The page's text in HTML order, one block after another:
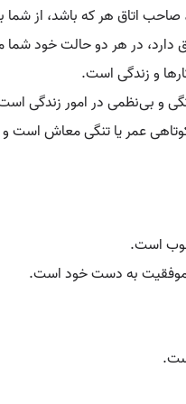
صاحب اتاق هر که باشد، از
دارد، در هر دو حالت خود
و زندگی است.
و بی‌نظمی در امور زندگی
عمر یا تنگی معاش
خوب است.
و موفقیت به دست خود است.